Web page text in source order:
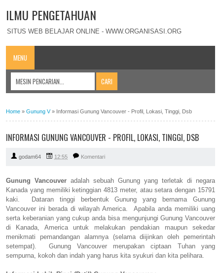
ILMU PENGETAHUAN
SITUS WEB BELAJAR ONLINE - WWW.ORGANISASI.ORG
MENU
Home » Gunung V» Informasi Gunung Vancouver - Profil, Lokasi, Tinggi, Dsb
INFORMASI GUNUNG VANCOUVER - PROFIL, LOKASI, TINGGI, DSB
godam64 12:55 Komentari
Gunung Vancouver adalah sebuah Gunung yang terletak di negara
Kanada yang memiliki ketinggian 4813 meter, atau setara dengan 15791
kaki. Dataran tinggi berbentuk Gunung yang bernama Gunung
Vancouver ini berada di wilayah America. Apabila anda memiliki uang
serta keberanian yang cukup anda bisa mengunjungi Gunung Vancouver
di Kanada, America untuk melakukan pendakian maupun sekedar
menikmati pemandangan alamnya (selama diijinkan oleh pemerintah
setempat). Gunung Vancouver merupakan ciptaan Tuhan yang
sempurna, kokoh dan indah yang harus kita syukuri dan kita pelihara.